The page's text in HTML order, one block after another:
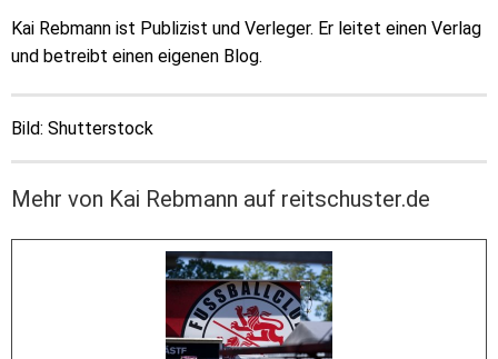
Kai Rebmann ist Publizist und Verleger. Er leitet einen Verlag
und betreibt einen eigenen Blog.
Bild: Shutterstock
Mehr von Kai Rebmann auf reitschuster.de